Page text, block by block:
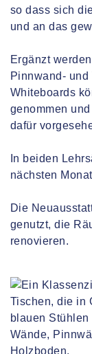
so dass sich
und an das
Ergänzt
Pinnwand-
Whiteboards
genommen
dafür
In beiden
nächsten
Die
genutzt, die
renovieren.